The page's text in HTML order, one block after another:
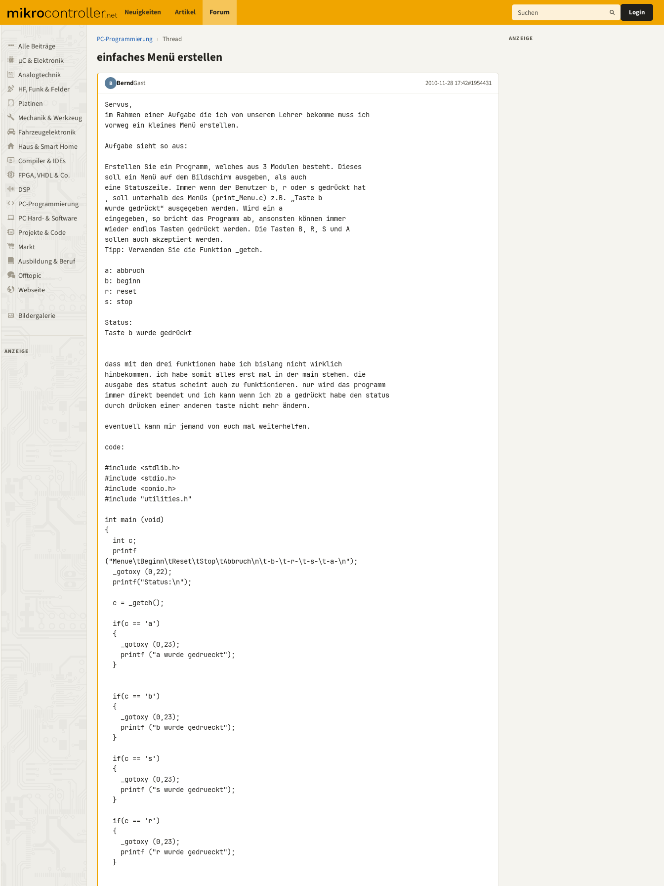
Neuigkeiten Artikel Forum Login
Alle Beiträge
µC & Elektronik
Analogtechnik
HF, Funk & Felder
Platinen
Mechanik & Werkzeug
Fahrzeugelektronik
Haus & Smart Home
Compiler & IDEs
FPGA, VHDL & Co.
DSP
PC-Programmierung
PC Hard- & Software
Projekte & Code
Markt
Ausbildung & Beruf
Offtopic
Webseite
Bildergalerie
ANZEIGE
PC-Programmierung › Thread
einfaches Menü erstellen
B BerndGast 2010-11-28 17:42#1954431
Servus,
im Rahmen einer Aufgabe die ich von unserem Lehrer bekomme muss ich
vorweg ein kleines Menü erstellen.
Aufgabe sieht so aus:
Erstellen Sie ein Programm, welches aus 3 Modulen besteht. Dieses
soll ein Menü auf dem Bildschirm ausgeben, als auch
eine Statuszeile. Immer wenn der Benutzer b, r oder s gedrückt hat
, soll unterhalb des Menüs (print_Menu.c) z.B. „Taste b
wurde gedrückt“ ausgegeben werden. Wird ein a
eingegeben, so bricht das Programm ab, ansonsten können immer
wieder endlos Tasten gedrückt werden. Die Tasten B, R, S und A
sollen auch akzeptiert werden.
Tipp: Verwenden Sie die Funktion _getch.
a: abbruch
b: beginn
r: reset
s: stop
Status:
Taste b wurde gedrückt
dass mit den drei funktionen habe ich bislang nicht wirklich
hinbekommen. ich habe somit alles erst mal in der main stehen. die
ausgabe des status scheint auch zu funktionieren. nur wird das programm
immer direkt beendet und ich kann wenn ich zb a gedrückt habe den status
durch drücken einer anderen taste nicht mehr ändern.
eventuell kann mir jemand von euch mal weiterhelfen.
code:
#include <stdlib.h>
#include <stdio.h>
#include <conio.h>
#include "utilities.h"
int main (void)
{
("Menue\tBeginn\tReset\tStop\tAbbruch\n\t-b-\t-r-\t-s-\t-a-\n");
ANZEIGE